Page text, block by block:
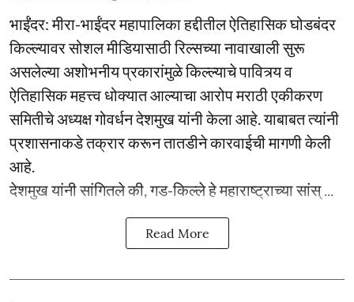
भाईंंदर: मीरा-भाईंदर महापालिका हद्दीतील ऐतिहासिक घोडबंदर
किल्ल्यावर सोशल मीडियासाठी रिल्सच्या नावाखाली सुरू
असलेल्या अशोभनीय प्रकारांमुळे किल्ल्याचे पावित्र्य व
ऐतिहासिक महत्त्व धोक्यात आल्याचा आरोप मराठी एकीकरण
समितीचे अध्यक्ष गोवर्धन देशमुख यांनी केला आहे. याबाबत त्यांनी
प्रशासनाकडे तक्रार करून तातडीने कारवाईची मागणी केली
आहे.
देशमुख यांनी सांगितले की, गड-किल्ले हे महाराष्ट्राच्या सांस् ...
Read More